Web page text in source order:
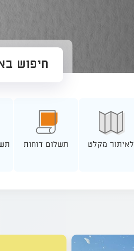
לאיתור מקלט תשלום דוחות